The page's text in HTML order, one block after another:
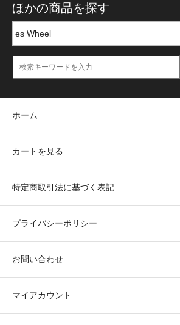
ほかの商品を探す
ホーム
カートを見る
特定商取引法に基づく表記
プライバシーポリシー
お問い合わせ
マイアカウント